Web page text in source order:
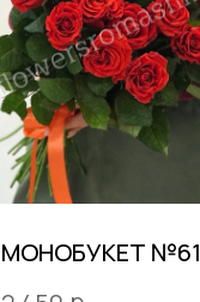
МОНОБУКЕТ №61